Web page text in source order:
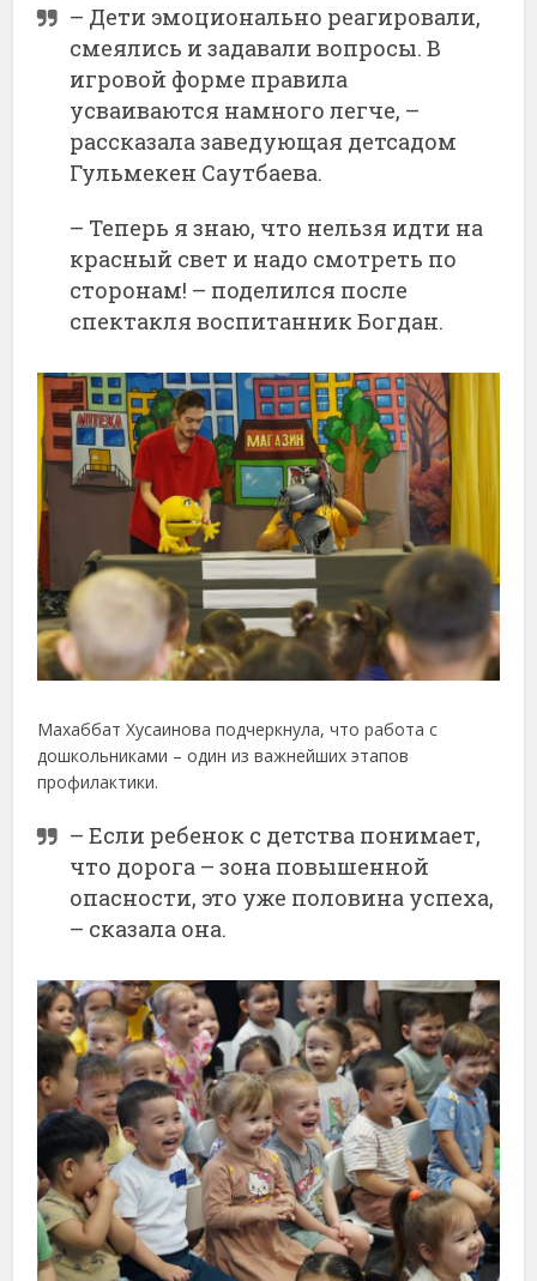
– Дети эмоционально реагировали,
смеялись и задавали вопросы. В
игровой форме правила
усваиваются намного легче, –
рассказала заведующая детсадом
Гульмекен Саутбаева.
– Теперь я знаю, что нельзя идти на
красный свет и надо смотреть по
сторонам! – поделился после
спектакля воспитанник Богдан.
Махаббат Хусаинова подчеркнула, что работа с
дошкольниками – один из важнейших этапов
профилактики.
– Если ребенок с детства понимает,
что дорога – зона повышенной
опасности, это уже половина успеха,
– сказала она.